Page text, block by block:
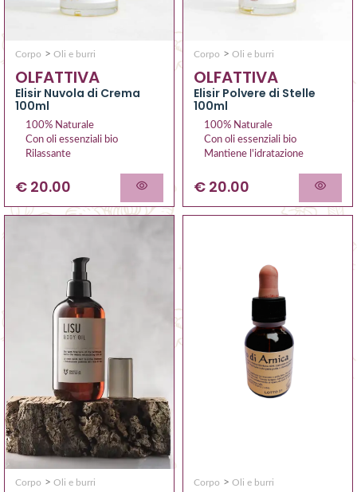
Corpo > Oli e burri
OLFATTIVA
Elisir Nuvola di Crema
100ml
100% Naturale
Con oli essenziali bio
Rilassante
€ 20.00
Corpo > Oli e burri
OLFATTIVA
Elisir Polvere di Stelle
100ml
100% Naturale
Con oli essenziali bio
Mantiene l'idratazione
€ 20.00
Corpo > Oli e burri Corpo > Oli e burri